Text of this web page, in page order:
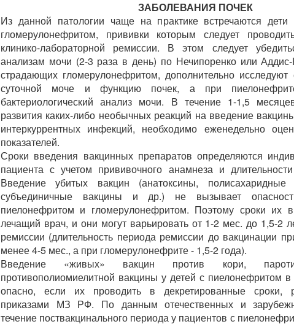
ЗАБОЛЕВАНИЯ ПОЧЕК
Из данной патологии чаще на практике встречаются
гломерулонефритом, прививки которым следует
клинико-лабораторной ремиссии. В этом следует
анализам мочи (2-3 раза в день) по Нечипоренко или Аддис-
страдающих гломерулонефритом, дополнительно
суточной моче и функцию почек, а при
бактериологический анализ мочи. В течение 1-1,5
развития каких-либо необычных реакций на введение
интеркуррентных инфекций, необходимо еженедельно
показателей.
Сроки введения вакцинных препаратов определяются
пациента с учетом прививочного анамнеза и
Введение убитых вакцин (анатоксины,
субъединичные вакцины и др.) не вызывает
пиелонефритом и гломерулонефритом. Поэтому сроки их
лечащий врач, и они могут варьировать от 1-2 мес. до 1,5-2
ремиссии (длительность периода ремиссии до вакцинации
менее 4-5 мес., а при гломерулонефрите - 1,5-2 года).
Введение «живых» вакцин против кори,
противополиомиелитной вакцины у детей с пиелонефритом
опасно, если их проводить в декретированные сроки,
приказами МЗ РФ. По данным отечественных и
течение поствакцинального периода у пациентов с